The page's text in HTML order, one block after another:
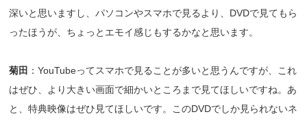
深いと思いますし、パソコンやスマホで見るより、DVDで見てもら
ったほうが、ちょっとエモイ感じもするかなと思います。
菊田 ：YouTubeってスマホで見ることが多いと思うんですが、これ
はぜひ、より大きい画面で細かいところまで見てほしいですね。あ
と、特典映像はぜひ見てほしいです。このDVDでしか見られないネ